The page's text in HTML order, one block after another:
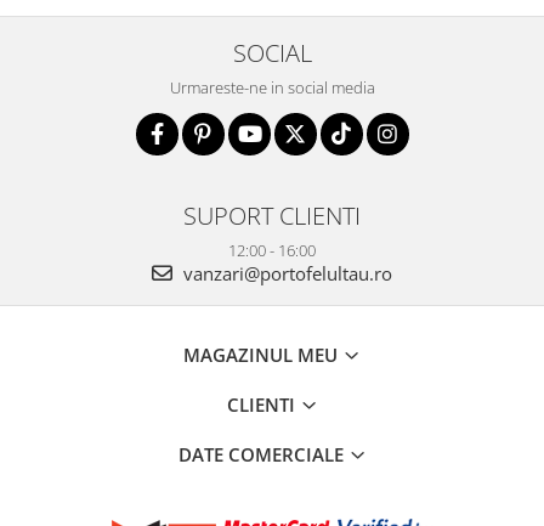
SOCIAL
Urmareste-ne in social media
SUPORT CLIENTI
12:00 - 16:00
vanzari@portofelultau.ro
MAGAZINUL MEU
CLIENTI
DATE COMERCIALE